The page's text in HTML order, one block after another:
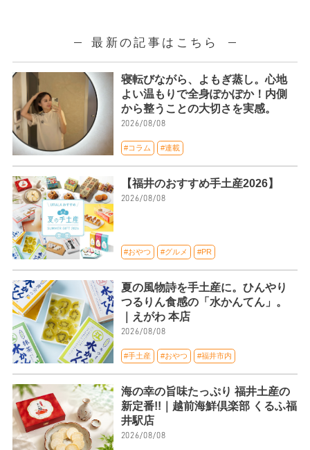
最新の記事はこちら
寝転びながら、よもぎ蒸し。心地
よい温もりで全身ぽかぽか！内側
から整うことの大切さを実感。
2026/08/08
#コラム #連載
【福井のおすすめ手土産2026】
2026/08/08
#おやつ #グルメ #PR
夏の風物詩を手土産に。ひんやり
つるりん食感の「水かんてん」。
｜えがわ 本店
2026/08/08
#手土産 #おやつ #福井市内
海の幸の旨味たっぷり 福井土産の
新定番!!｜越前海鮮倶楽部 くるふ福
井駅店
2026/08/08